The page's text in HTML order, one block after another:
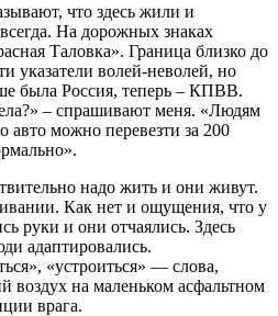
что здесь жили и
На дорожных знаках
Таловка». Граница близко до
указатели волей-неволей, но
была Россия, теперь – КПВВ.
– спрашивают меня. «Людям
авто можно перевезти за 200
надо жить и они живут.
Как нет и ощущения, что у
руки и они отчаялись. Здесь
адаптировались.
«устроиться» — слова,
воздух на маленьком асфальтном
врага.